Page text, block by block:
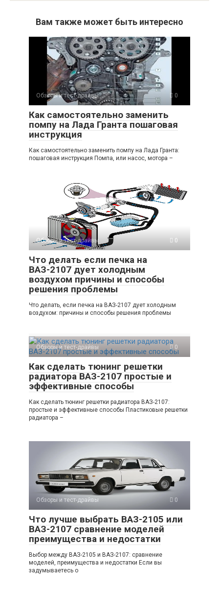
Вам также может быть интересно
Обзоры и тест-драйвы 0
Как самостоятельно заменить
помпу на Лада Гранта пошаговая
инструкция
Как самостоятельно заменить помпу на Лада Гранта:
пошаговая инструкция Помпа, или насос, мотора –
Обзоры и тест-драйвы 0
Что делать если печка на
ВАЗ-2107 дует холодным
воздухом причины и способы
решения проблемы
Что делать, если печка на ВАЗ-2107 дует холодным
воздухом: причины и способы решения проблемы
Обзоры и тест-драйвы 0
Как сделать тюнинг решетки
радиатора ВАЗ-2107 простые и
эффективные способы
Как сделать тюнинг решетки радиатора ВАЗ-2107:
простые и эффективные способы Пластиковые решетки
радиатора –
Обзоры и тест-драйвы 0
Что лучше выбрать ВАЗ-2105 или
ВАЗ-2107 сравнение моделей
преимущества и недостатки
Выбор между ВАЗ-2105 и ВАЗ-2107: сравнение
моделей, преимущества и недостатки Если вы
задумываетесь о